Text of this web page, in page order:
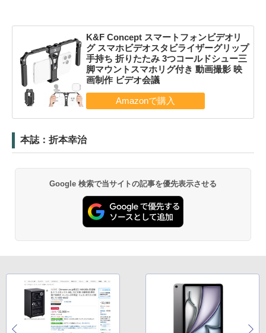
K&F Concept スマートフォンビデオリ
グ スマホビデオスタビライザーグリップ
手持ち 折りたたみ 3つコールドシュー三
脚マウントスマホリグ付き 動画撮影 映
画制作 ビデオ会議
本誌：折本幸治
Google 検索で当サイトの記事を優先表示させる